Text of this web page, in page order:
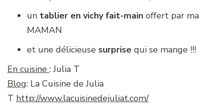
un tablier en vichy fait-main offert par ma
MAMAN
et une délicieuse surprise qui se mange !!!
En cuisine : Julia T
Blog: La Cuisine de Julia
T http://www.lacuisinedejuliat.com/